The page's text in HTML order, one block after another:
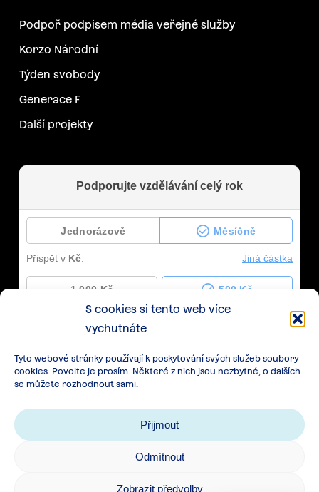
S cookies si tento web více
vychutnáte
Tyto webové stránky používají k poskytování svých služeb soubory
cookies. Povolte je prosím. Některé z nich jsou nezbytné, o dalších
se můžete rozhodnout sami.
Přijmout
Odmítnout
Zobrazit předvolby
Podpoř podpisem média veřejné služby
Korzo Národní
Týden svobody
Generace F
Další projekty
Zásady zpracování osobních údajů